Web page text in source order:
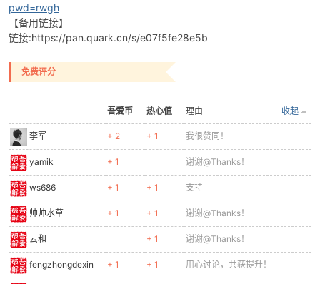
pwd=rwgh
【备用链接】
链接:https://pan.quark.cn/s/e07f5fe28e5b
免费评分
吾爱币 热心值 收起
理由
李军 + 2 + 1 我很赞同！
yamik + 1 谢谢@Thanks！
ws686 + 1 + 1 支持
帅帅水草 + 1 + 1 谢谢@Thanks！
云和 + 1 谢谢@Thanks！
fengzhongdexin + 1 + 1 用心讨论，共获提升！